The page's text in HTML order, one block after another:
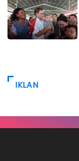
IKLAN